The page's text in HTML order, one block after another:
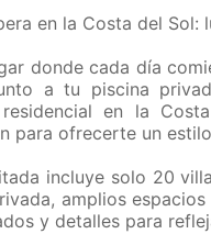
en la Costa del
donde cada día
a tu piscina
residencial en la
para ofrecerte un
incluye solo 20
amplios
y detalles para